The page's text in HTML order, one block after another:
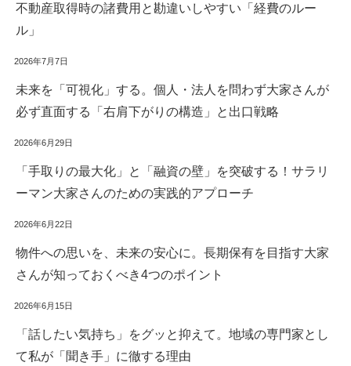
不動産取得時の諸費用と勘違いしやすい「経費のルー
ル」
2026年7月7日
未来を「可視化」する。個人・法人を問わず大家さんが
必ず直面する「右肩下がりの構造」と出口戦略
2026年6月29日
「手取りの最大化」と「融資の壁」を突破する！サラリ
ーマン大家さんのための実践的アプローチ
2026年6月22日
物件への思いを、未来の安心に。長期保有を目指す大家
さんが知っておくべき4つのポイント
2026年6月15日
「話したい気持ち」をグッと抑えて。地域の専門家とし
て私が「聞き手」に徹する理由